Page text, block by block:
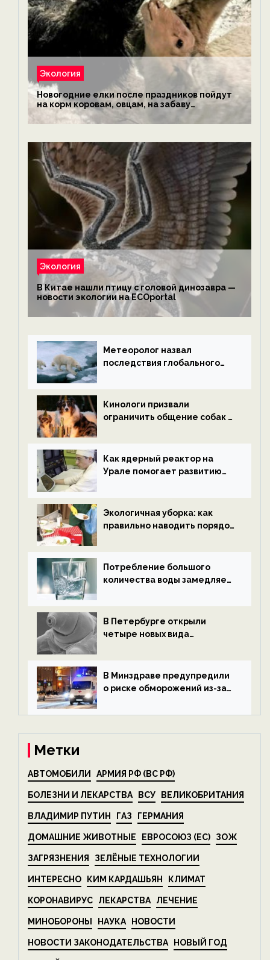
Экология
Новогодние елки после праздников пойдут
на корм коровам, овцам, на забаву
обезьянам, львам и леопардам — новости
экологии на ECOportal
Экология
В Китае нашли птицу с головой динозавра —
новости экологии на ECOportal
Метеоролог назвал
последствия глобального
ECOportal
Кинологи призвали
ограничить общение собак с
ECOportal
Как ядерный реактор на
Урале помогает развитию
ECOportal
Экологичная уборка: как
правильно наводить порядок
Потребление большого
количества воды замедляет
В Петербурге открыли
четыре новых вида
экологии на ECOportal
В Минздраве предупредили
о риске обморожений из-за
на ECOportal
Метки
АВТОМОБИЛИ АРМИЯ РФ (ВС РФ)
БОЛЕЗНИ И ЛЕКАРСТВА ВСУ ВЕЛИКОБРИТАНИЯ
ВЛАДИМИР ПУТИН ГАЗ ГЕРМАНИЯ
ДОМАШНИЕ ЖИВОТНЫЕ ЕВРОСОЮЗ (ЕС) ЗОЖ
ЗАГРЯЗНЕНИЯ ЗЕЛЁНЫЕ ТЕХНОЛОГИИ
ИНТЕРЕСНО КИМ КАРДАШЬЯН КЛИМАТ
КОРОНАВИРУС ЛЕКАРСТВА ЛЕЧЕНИЕ
МИНОБОРОНЫ НАУКА НОВОСТИ
НОВОСТИ ЗАКОНОДАТЕЛЬСТВА НОВЫЙ ГОД